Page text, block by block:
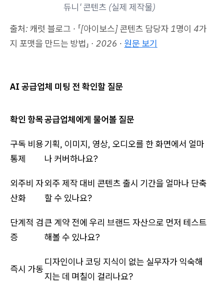
듀니' 콘텐츠 (실제 제작물)
출처: 캐럿 블로그 · 「[아이보스] 콘텐츠 담당자 1명이 4가
지 포맷을 만드는 방법」 · 2026 · 원문 보기
AI 공급업체 미팅 전 확인할 질문
확인 항목공급업체에게 물어볼 질문
구독 비용
통제
기획, 이미지, 영상, 오디오를 한 화면에서 얼마
나 커버하나요?
외주비 자
산화
외주 제작 대비 콘텐츠 출시 기간을 얼마나 단축
할 수 있나요?
단계적 검
증
큰 계약 전에 우리 브랜드 자산으로 먼저 테스트
해볼 수 있나요?
즉시 가동
디자인이나 코딩 지식이 없는 실무자가 익숙해
지는 데 며칠이 걸리나요?